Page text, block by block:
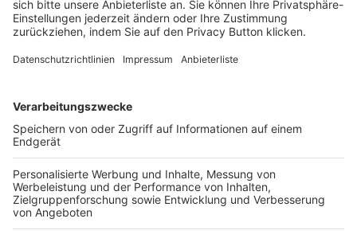
FOLGE DEM BFV
TOP-VEREINE
TOP-PARTNER